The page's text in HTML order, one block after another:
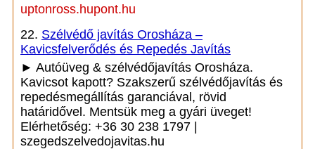
uptonross.hupont.hu
22. Szélvédő javítás Orosháza –
Kavicsfelverődés és Repedés Javítás
► Autóüveg & szélvédőjavítás Orosháza.
Kavicsot kapott? Szakszerű szélvédőjavítás és
repedésmegállítás garanciával, rövid
határidővel. Mentsük meg a gyári üveget!
Elérhetőség: +36 30 238 1797 |
szegedszelvedojavitas.hu